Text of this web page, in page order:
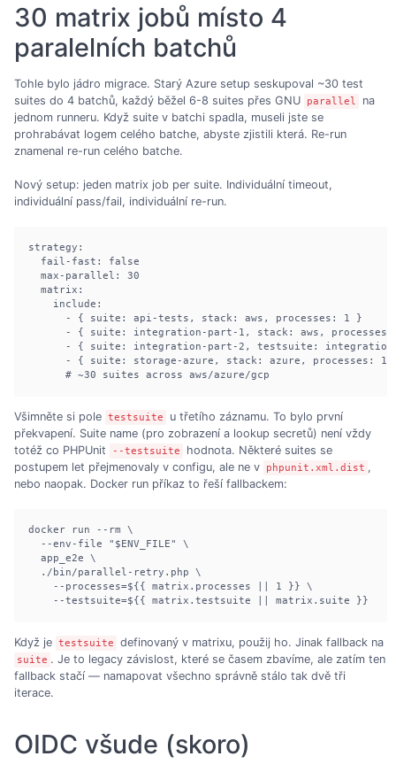
30 matrix jobů místo 4
paralelních batchů
Tohle bylo jádro migrace. Starý Azure setup seskupoval ~30 test
suites do 4 batchů, každý běžel 6-8 suites přes GNU
parallel
na
jednom runneru. Když suite v batchi spadla, museli jste se
prohrabávat logem celého batche, abyste zjistili která. Re-run
znamenal re-run celého batche.
Nový setup: jeden matrix job per suite. Individuální timeout,
individuální pass/fail, individuální re-run.
strategy:
  fail-fast: false
  max-parallel: 30
  matrix:
    include:
      - { suite: api-tests, stack: aws, processes: 1 }
- { suite: integration-part-1, stack: aws, processes:
- { suite: integration-part-2, testsuite:
- { suite: storage-azure, stack: azure, processes: 1
      # ~30 suites across aws/azure/gcp
Všimněte si pole testsuite
u třetího záznamu. To bylo první
překvapení. Suite name (pro zobrazení a lookup secretů) není vždy
totéž co PHPUnit
--testsuite
hodnota. Některé suites se
postupem let přejmenovaly v configu, ale ne v
phpunit.xml.dist ,
nebo naopak. Docker run příkaz to řeší fallbackem:
docker run --rm \
  --env-file "$ENV_FILE" \
  app_e2e \
  ./bin/parallel-retry.php \
    --processes=${{ matrix.processes || 1 }} \
    --testsuite=${{ matrix.testsuite || matrix.suite }}
Když je testsuite definovaný v matrixu, použij ho. Jinak fallback na
suite . Je to legacy závislost, které se časem zbavíme, ale zatím ten
fallback stačí — namapovat všechno správně stálo tak dvě tři
iterace.
OIDC všude (skoro)